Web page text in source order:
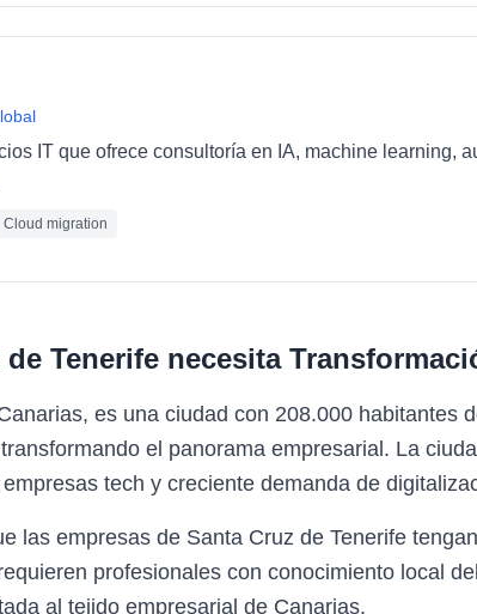
IT que ofrece consultoría en IA, machine learning,
Cloud migration
Tenerife necesita
es una ciudad con 208.000 habitantes
el panorama empresarial. La
tech y creciente demanda de
las empresas de Santa Cruz de Tenerife
profesionales con conocimiento local
al tejido empresarial de Canarias.